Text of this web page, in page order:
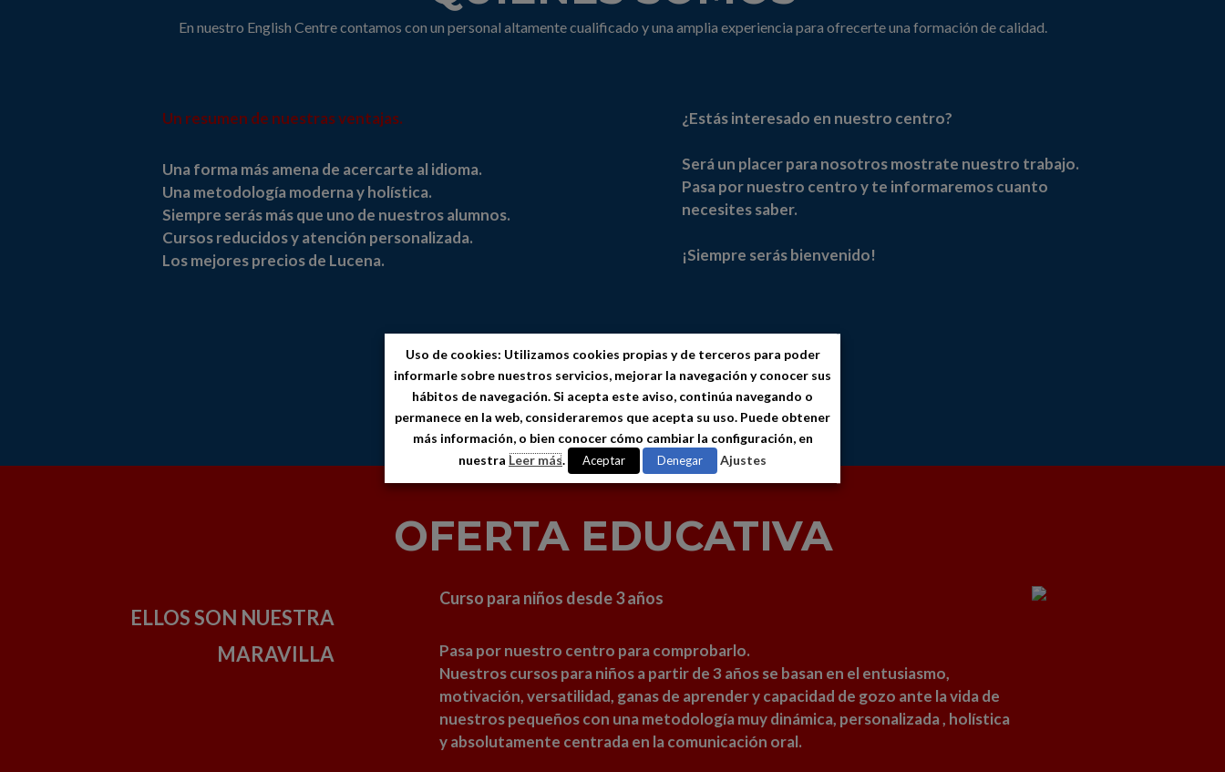
En nuestro English Centre contamos con un personal altamente cualificado y una amplia experiencia para ofrecerte una formación de calidad.
Un resumen de nuestras ventajas.
Una forma más amena de acercarte al idioma.
Una metodología moderna y holística.
Siempre serás más que uno de nuestros alumnos.
Cursos reducidos y atención personalizada.
Los mejores precios de Lucena.
¿Estás interesado en nuestro centro?
Será un placer para nosotros mostrate nuestro trabajo.
Pasa por nuestro centro y te informaremos cuanto
necesites saber.
¡Siempre serás bienvenido!
OFERTA EDUCATIVA
ELLOS SON NUESTRA
MARAVILLA
Curso para niños desde 3 años
Pasa por nuestro centro para comprobarlo.
Nuestros cursos para niños a partir de 3 años se basan en el entusiasmo,
motivación, versatilidad, ganas de aprender y capacidad de gozo ante la vida de
nuestros pequeños con una metodología muy dinámica, personalizada , holística
y absolutamente centrada en la comunicación oral.
Uso de cookies: Utilizamos cookies propias y de terceros para poder
informarle sobre nuestros servicios, mejorar la navegación y conocer sus
hábitos de navegación. Si acepta este aviso, continúa navegando o
permanece en la web, consideraremos que acepta su uso. Puede obtener
más información, o bien conocer cómo cambiar la configuración, en
nuestra Leer más. Aceptar Denegar Ajustes